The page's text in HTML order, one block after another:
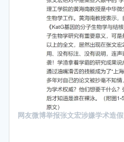
网友微博举报张文宏涉嫌学术造假